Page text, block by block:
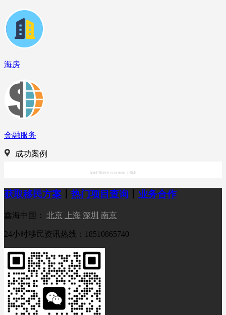
海房
金融服务
成功案例
发布时间:1970-01-01 08:00 阅读:
获取移民方案 热门项目查询 业务合作
鑫海中国： 北京 上海 深圳 南京
24小时移民资讯热线：18510865740